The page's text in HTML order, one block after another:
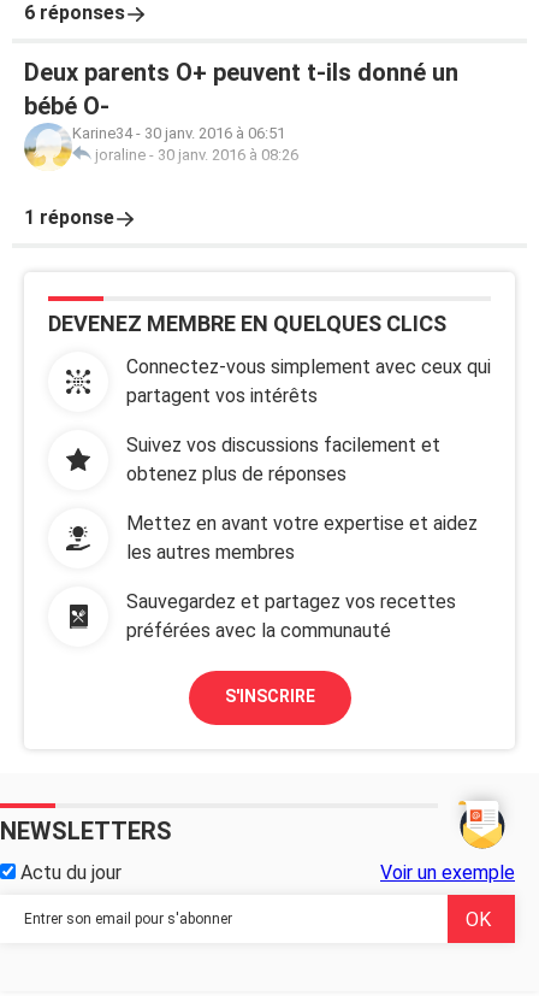
6 réponses
Deux parents O+ peuvent t-ils donné un
bébé O-
Karine34- 30 janv. 2016 à 06:51
joraline - 30 janv. 2016 à 08:26
1 réponse
DEVENEZ MEMBRE EN QUELQUES CLICS
Connectez-vous simplement avec ceux qui
partagent vos intérêts
Suivez vos discussions facilement et
obtenez plus de réponses
Mettez en avant votre expertise et aidez
les autres membres
Sauvegardez et partagez vos recettes
préférées avec la communauté
S'INSCRIRE
NEWSLETTERS
Actu du jour Voir un exemple